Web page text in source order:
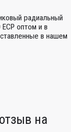
радиальный
оптом и в
в нашем
на